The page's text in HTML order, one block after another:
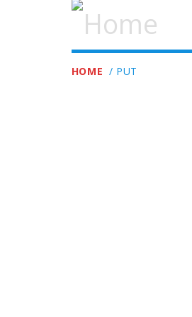
HOME / PUT